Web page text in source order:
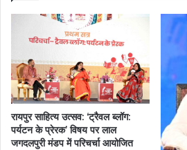
रायपुर साहित्य उत्सव: ‘ट्रैवल ब्लॉग:
पर्यटन के प्रेरक’ विषय पर लाल
जगदलपुरी मंडप में परिचर्चा आयोजित